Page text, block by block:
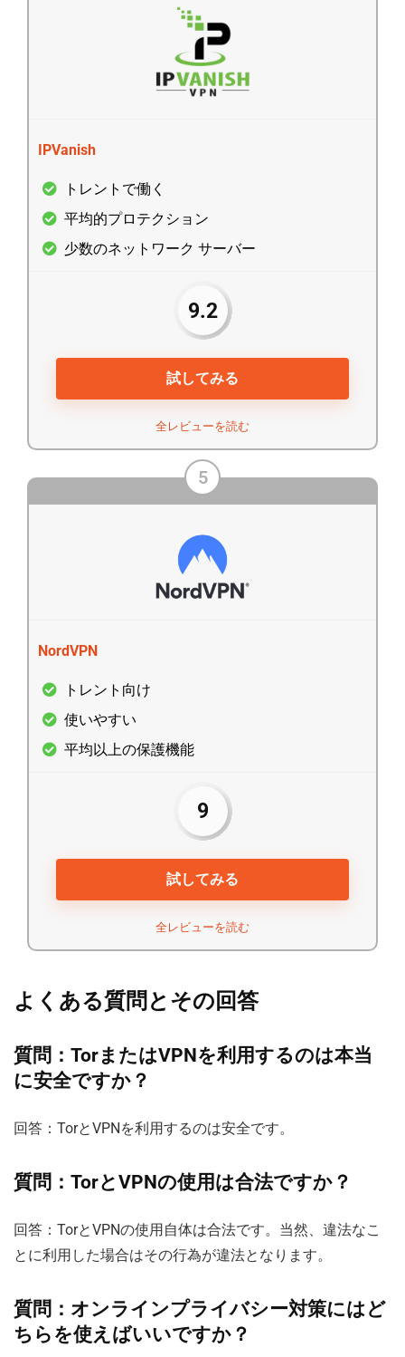
IPVanish
トレントで働く
平均的プロテクション
少数のネットワーク サーバー
9.2
試してみる
全レビューを読む
5
NordVPN
トレント向け
使いやすい
平均以上の保護機能
9
試してみる
全レビューを読む
よくある質問とその回答
質問：TorまたはVPNを利用するのは本当
に安全ですか？
回答：TorとVPNを利用するのは安全です。
質問：TorとVPNの使用は合法ですか？
回答：TorとVPNの使用自体は合法です。当然、違法なこ
とに利用した場合はその行為が違法となります。
質問：オンラインプライバシー対策にはど
ちらを使えばいいですか？